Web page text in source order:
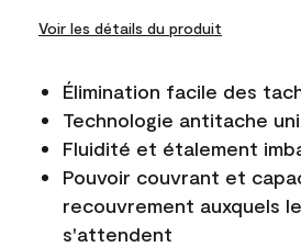
Voir les détails du produit
Élimination facile des
Technologie antitache
Fluidité et étalement
Pouvoir couvrant et
recouvrement auxquels
s'attendent